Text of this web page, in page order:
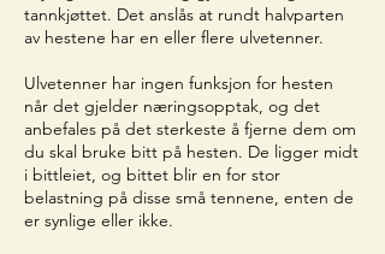
tannkjøttet. Det anslås at rundt halvparten
av hestene har en eller flere ulvetenner.
Ulvetenner har ingen funksjon for hesten
når det gjelder næringsopptak, og det
anbefales på det sterkeste å fjerne dem om
du skal bruke bitt på hesten. De ligger midt
i bittleiet, og bittet blir en for stor
belastning på disse små tennene, enten de
er synlige eller ikke.